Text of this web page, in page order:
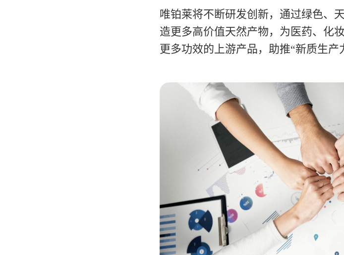
唯铂莱将不断研发创新，通过绿色、
造更多高价值天然产物，为医药、化
更多功效的上游产品，助推“新质生产